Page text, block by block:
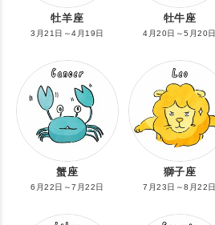
牡羊座
3月21日～4月19日
牡牛座
4月20日～5月20日
蟹座
6月22日～7月22日
獅子座
7月23日～8月22日